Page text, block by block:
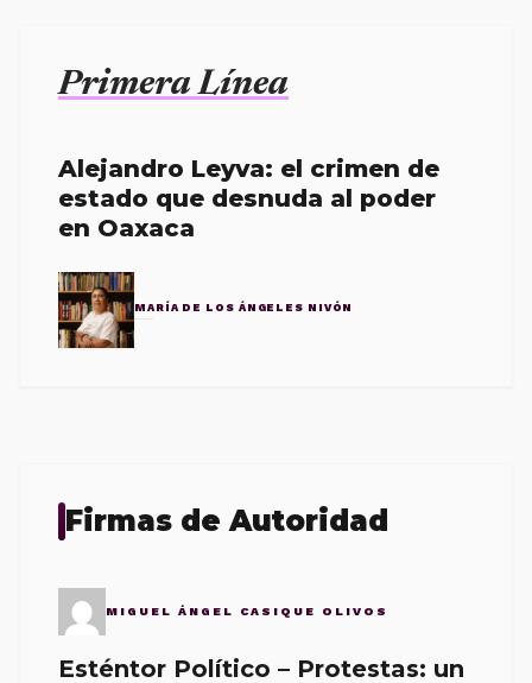
Primera Línea
Alejandro Leyva: el crimen de
estado que desnuda al poder
en Oaxaca
MARÍA DE LOS ÁNGELES NIVÓN
Firmas de Autoridad
MIGUEL ÁNGEL CASIQUE OLIVOS
Esténtor Político – Protestas: un